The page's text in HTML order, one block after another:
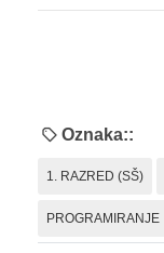
Oznaka::
1. RAZRED (SŠ)
PROGRAMIRANJE